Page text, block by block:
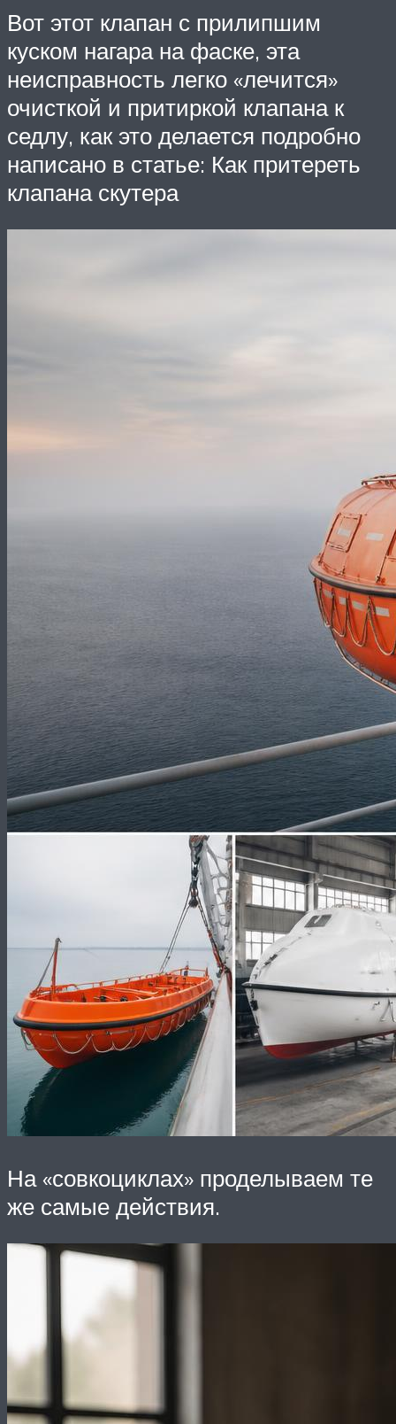
Вот этот клапан с прилипшим
куском нагара на фаске, эта
неисправность легко «лечится»
очисткой и притиркой клапана к
седлу, как это делается подробно
написано в статье: Как притереть
клапана скутера
На «совкоциклах» проделываем те
же самые действия.